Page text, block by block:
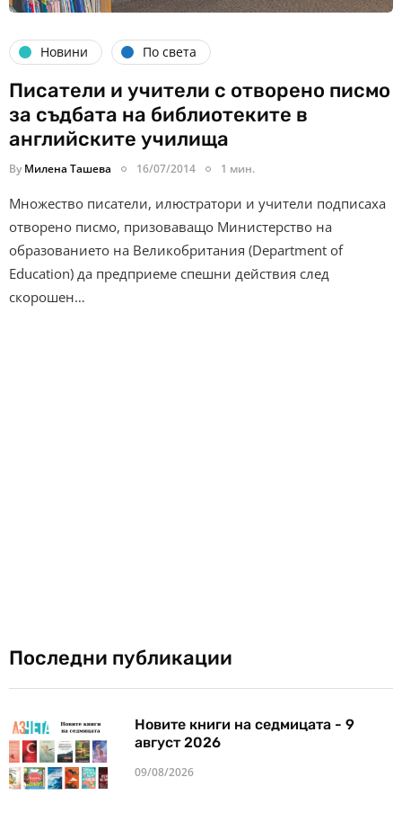
Новини По света
Писатели и учители с отворено писмо
за съдбата на библиотеките в
английските училища
By Милена Ташева 16/07/2014 1 мин.
Множество писатели, илюстратори и учители подписаха
отворено писмо, призоваващо Министерство на
образованието на Великобритания (Department of
Education) да предприеме спешни действия след
скорошен…
Последни публикации
Новите книги на седмицата - 9
август 2026
09/08/2026